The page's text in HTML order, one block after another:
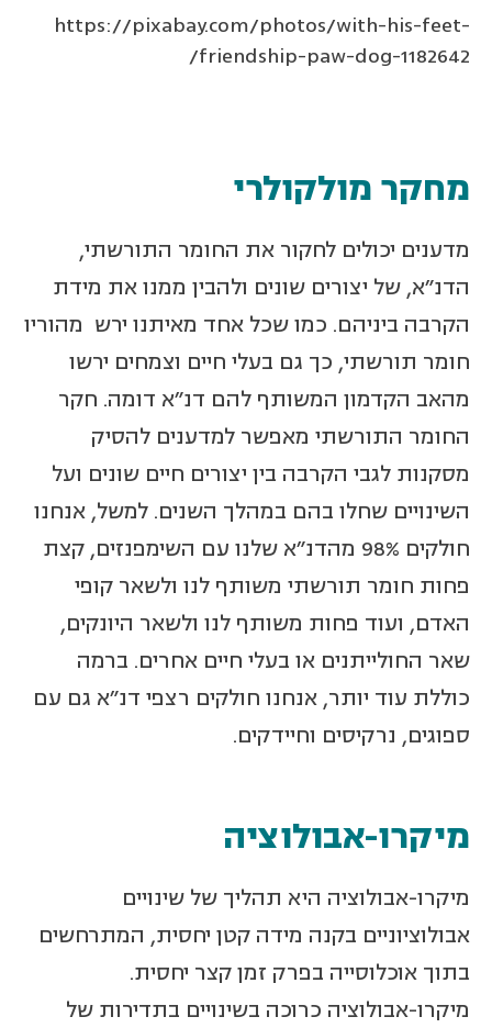
https://pixabay.com/photos/with-his-feet-
friendship-paw-dog-1182642/
מחקר מולקולרי
מדענים יכולים לחקור את החומר התורשתי,
הדנ"א, של יצורים שונים ולהבין ממנו את מידת
הקרבה ביניהם. כמו שכל אחד מאיתנו ירש מהוריו
חומר תורשתי, כך גם בעלי חיים וצמחים ירשו
מהאב הקדמון המשותף להם דנ"א דומה. חקר
החומר התורשתי מאפשר למדענים להסיק
מסקנות לגבי הקרבה בין יצורים חיים שונים ועל
השינויים שחלו בהם במהלך השנים. למשל, אנחנו
חולקים 98% מהדנ"א שלנו עם השימפנזים, קצת
פחות חומר תורשתי משותף לנו ולשאר קופי
האדם, ועוד פחות משותף לנו ולשאר היונקים,
שאר החולייתנים או בעלי חיים אחרים. ברמה
כוללת עוד יותר, אנחנו חולקים רצפי דנ"א גם עם
ספוגים, נרקיסים וחיידקים.
מיקרו-אבולוציה
מיקרו-אבולוציה היא תהליך של שינויים
אבולוציוניים בקנה מידה קטן יחסית, המתרחשים
בתוך אוכלוסייה בפרק זמן קצר יחסית.
מיקרו-אבולוציה כרוכה בשינויים בתדירות של